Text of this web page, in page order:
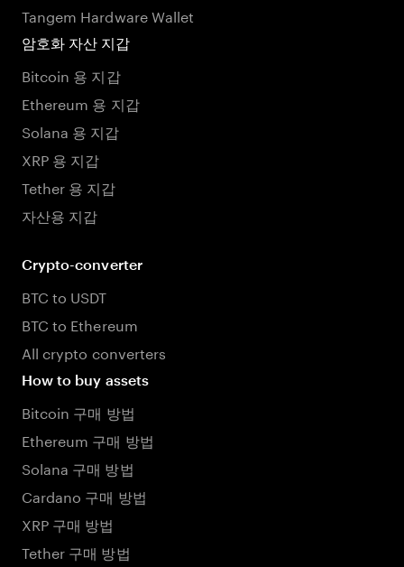
Tangem Hardware Wallet
암호화 자산 지갑
Bitcoin 용 지갑
Ethereum 용 지갑
Solana 용 지갑
XRP 용 지갑
Tether 용 지갑
자산용 지갑
Crypto-converter
BTC to USDT
BTC to Ethereum
All crypto converters
How to buy assets
Bitcoin 구매 방법
Ethereum 구매 방법
Solana 구매 방법
Cardano 구매 방법
XRP 구매 방법
Tether 구매 방법